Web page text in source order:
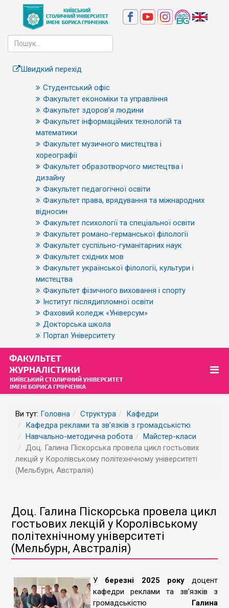
Швидкий перехід
Студентський офіс
Факультет економіки та управління
Факультет здоров’я людини
Факультет інформаційних технологій та
математики
Факультет музичного мистецтва і
хореографії
Факультет образотворчого мистецтва і
дизайну
Факультет педагогічної освіти
Факультет права, врядування та міжнародних
відносин
Факультет психології та спеціальної освіти
Факультет романо-германської філології
Факультет суспільно-гуманітарних наук
Факультет східних мов
Факультет української філології, культури і
мистецтва
Факультет фізичного виховання і спорту
Інститут післядипломної освіти
Фаховий коледж «Універсум»
Докторська школа
Портал Університету
Ви тут: Головна Структура
Кафедри
Кафедра реклами та зв’язків з громадськістю
Навчально-методична робота
Майстер-класи
Доц. Галина Піскорська провела цикл гостьових
лекцій у Королівському політехнічному університеті
(Мельбурн, Австралія)
Доц. Галина Піскорська провела цикл
гостьових лекцій у Королівському
політехнічному університеті
(Мельбурн, Австралія)
У березні 2025 рокудоцент
кафедри реклами та зв’язків з
громадськістю Галина